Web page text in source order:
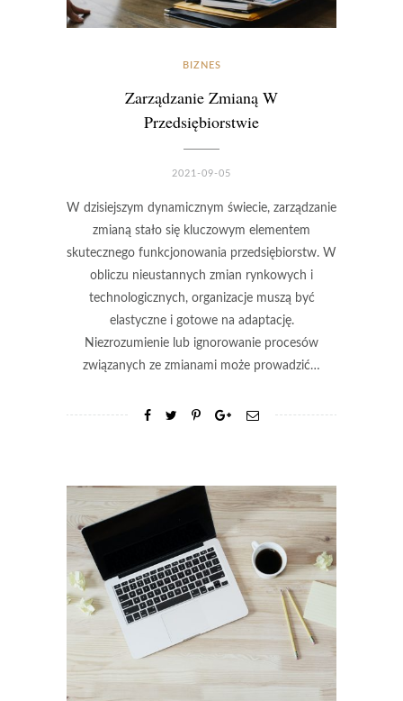
BIZNES
Zarządzanie Zmianą W
Przedsiębiorstwie
2021-09-05
W dzisiejszym dynamicznym świecie, zarządzanie
zmianą stało się kluczowym elementem
skutecznego funkcjonowania przedsiębiorstw. W
obliczu nieustannych zmian rynkowych i
technologicznych, organizacje muszą być
elastyczne i gotowe na adaptację.
Niezrozumienie lub ignorowanie procesów
związanych ze zmianami może prowadzić…